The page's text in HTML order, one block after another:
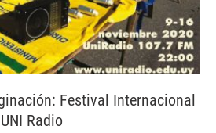
Festival Internacional
Radio